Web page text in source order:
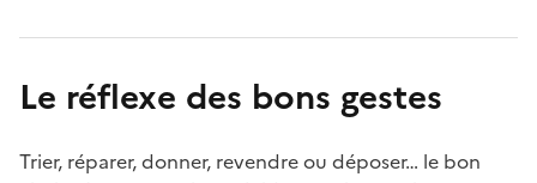
Le réflexe des bons gestes
Trier, réparer, donner, revendre ou déposer… le bon